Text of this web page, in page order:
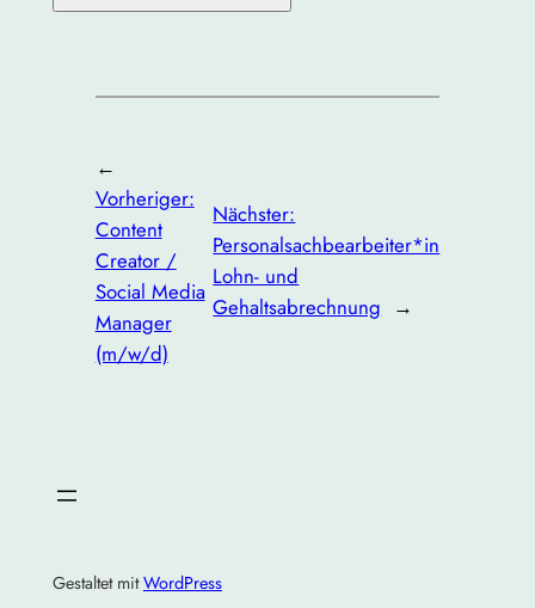
←
Vorheriger:
Content
Creator /
Social Media
Manager
(m/w/d)
Nächster:
Personalsachbearbeiter*in
Lohn- und
Gehaltsabrechnung →
Gestaltet mitWordPress